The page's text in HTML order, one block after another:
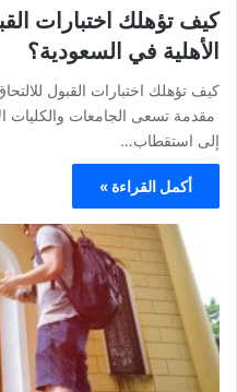
كيف تؤهلك اختبارات
الأهلية في السعودية؟
كيف تؤهلك اختبارات القبول
مقدمة تسعى الجامعات والكليات
إلى استقطاب…
أكمل القراءة »